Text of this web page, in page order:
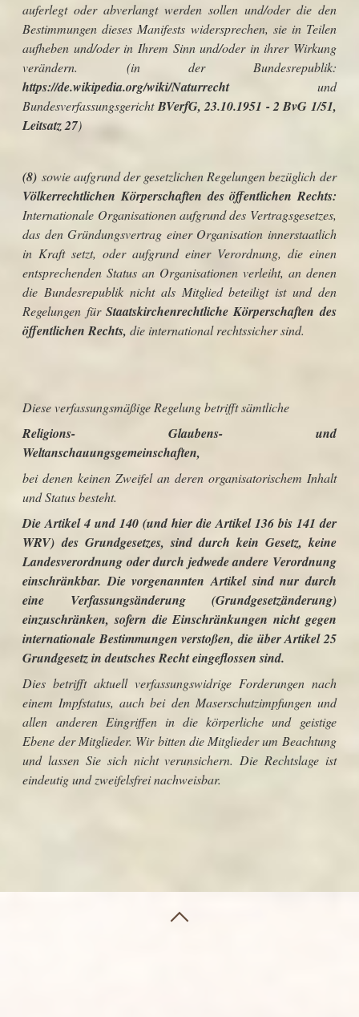
auferlegt oder abverlangt werden sollen und/oder die den
Bestimmungen dieses Manifests widersprechen, sie in Teilen
aufheben und/oder in Ihrem Sinn und/oder in ihrer Wirkung
verändern. (in der Bundesrepublik:
https://de.wikipedia.org/wiki/Naturrechtund
BundesverfassungsgerichtBVerfG, 23.10.1951 - 2 BvG 1/51,
Leitsatz 27)
(8) sowie aufgrund der gesetzlichen Regelungen bezüglich der
Völkerrechtlichen Körperschaften des öffentlichen Rechts:
Internationale Organisationenaufgrund des Vertragsgesetzes,
das denGründungsvertrag einer Organisation innerstaatlich
in Kraft setzt, oder aufgrund einer Verordnung, die einen
entsprechenden Status an Organisationen verleiht, an denen
die Bundesrepublik nicht als Mitglied beteiligt ist und den
Regelungen für Staatskirchenrechtliche Körperschaften des
öffentlichen Rechts,die international rechtssicher sind.
Diese verfassungsmäßige Regelung betrifft sämtliche
Religions- Glaubens- und
Weltanschauungsgemeinschaften,
bei denen keinen Zweifel an deren organisatorischem Inhalt
und Status besteht.
Die Artikel 4 und 140 (und hier die Artikel 136 bis 141 der
WRV) des Grundgesetzes, sind durch kein Gesetz, keine
Landesverordnung oder durch jedwede andere Verordnung
einschränkbar. Die vorgenannten Artikel sind nur durch
eine Verfassungsänderung (Grundgesetzänderung)
einzuschränken, sofern die Einschränkungen nicht gegen
internationale Bestimmungen verstoßen, die über Artikel 25
Grundgesetz in deutsches Recht eingeflossen sind.
Dies betrifft aktuell verfassungswidrige Forderungen nach
einem Impfstatus, auch bei den Maserschutzimpfungen und
allen anderen Eingriffen in die körperliche und geistige
Ebene der Mitglieder. Wir bitten die Mitglieder um Beachtung
und lassen Sie sich nicht verunsichern. Die Rechtslage ist
eindeutig und zweifelsfrei nachweisbar.